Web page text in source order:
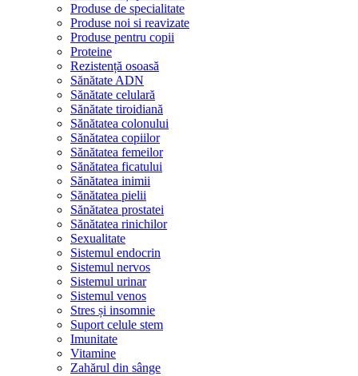
Produse de specialitate
Produse noi si reavizate
Produse pentru copii
Proteine
Rezistență osoasă
Sănătate ADN
Sănătate celulară
Sănătate tiroidiană
Sănătatea colonului
Sănătatea copiilor
Sănătatea femeilor
Sănătatea ficatului
Sănătatea inimii
Sănătatea pielii
Sănătatea prostatei
Sănătatea rinichilor
Sexualitate
Sistemul endocrin
Sistemul nervos
Sistemul urinar
Sistemul venos
Stres și insomnie
Suport celule stem
Imunitate
Vitamine
Zahărul din sânge